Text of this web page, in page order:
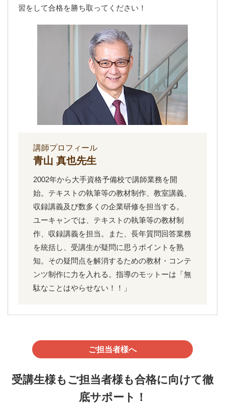
習をして合格を勝ち取ってください！
講師プロフィール
青山 真也先生
2002年から大手資格予備校で講師業務を開
始。テキストの執筆等の教材制作、教室講義、
収録講義及び数多くの企業研修を担当する。
ユーキャンでは、テキストの執筆等の教材制
作、収録講義を担当。また、長年質問回答業務
を統括し、受講生が疑問に思うポイントを熟
知。その疑問点を解消するための教材・コンテ
ンツ制作に力を入れる。指導のモットーは「無
駄なことはやらせない！！」
ご担当者様へ
受講生様もご担当者様も合格に向けて徹
底サポート！